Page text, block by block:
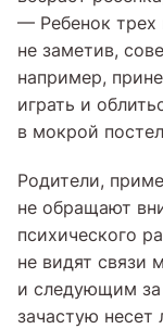
— Ребенок трех
не заметив,
например,
играть и
в мокрой
Родители,
не обращают
психического
не видят связи
и следующим за
зачастую